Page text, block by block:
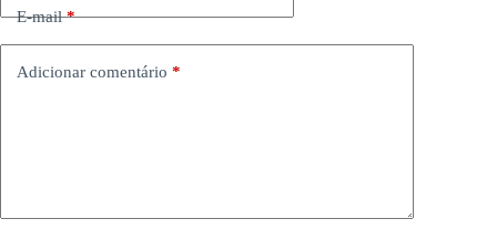
E-mail*
Adicionar comentário *